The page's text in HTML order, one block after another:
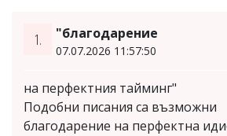
1. "благодарение
07.07.2026 11:57:50
на перфектния тайминг"
Подобни писания са възможни
благодарение на перфектна